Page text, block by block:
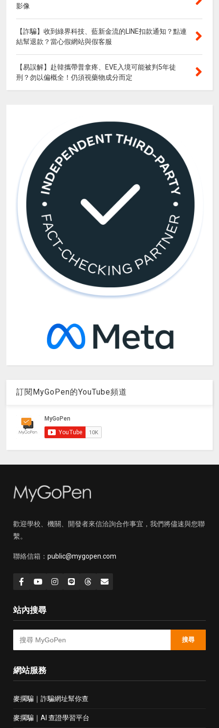
影像
【詐騙】收到綠界科技、藍新金流的LINE扣款通知？點連
結幫退款？當心假網站與假客服
【易誤解】赴韓攜帶普拿疼、EVE入境可能被判5年徒
刑？勿以偏概全！仍須視藥物成分而定
訂閱MyGoPen的YouTube頻道
歡迎學校、機關、開發者來信洽詢合作事宜，我們將儘速與您聯
繫。
聯絡信箱： public@mygopen.com
站內搜尋
搜尋
網站服務
麥擱騙｜詐騙網址幫你查
麥擱騙｜AI 查證學習平台